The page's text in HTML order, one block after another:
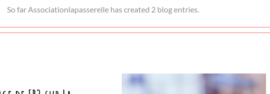
So far Associationlapasserelle has created 2 blog entries.